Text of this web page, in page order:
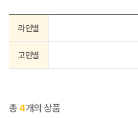
라인별
고민별
총4개의 상품